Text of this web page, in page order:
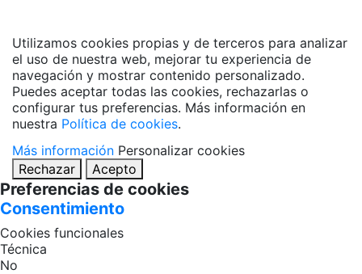
Utilizamos cookies propias y de terceros para analizar
el uso de nuestra web, mejorar tu experiencia de
navegación y mostrar contenido personalizado.
Puedes aceptar todas las cookies, rechazarlas o
configurar tus preferencias. Más información en
nuestra Política de cookies.
Más información Personalizar cookies
Rechazar
Acepto
Preferencias de cookies
Consentimiento
Cookies funcionales
Técnica
No